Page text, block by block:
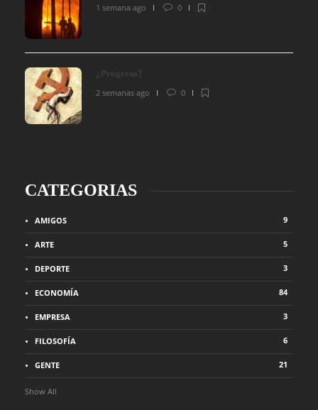
1 semana ago
0
¿Progreso?
2 semanas ago
0
CATEGORIAS
AMIGOS 9
ARTE 5
DEPORTE 3
ECONOMÍA 84
EMPRESA 3
FILOSOFÍA 6
GENTE 21
Show All